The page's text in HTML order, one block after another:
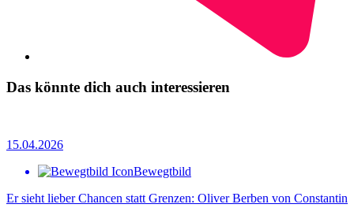
Das könnte dich auch interessieren
15.04.2026
Bewegtbild
Er sieht lieber Chancen statt Grenzen: Oliver Berben von Constantin